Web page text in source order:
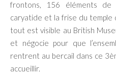
frontons, 156 éléments
caryatide et la frise du temple
tout est visible au British
et négocie pour que
rentrent au bercail dans ce
accueillir.